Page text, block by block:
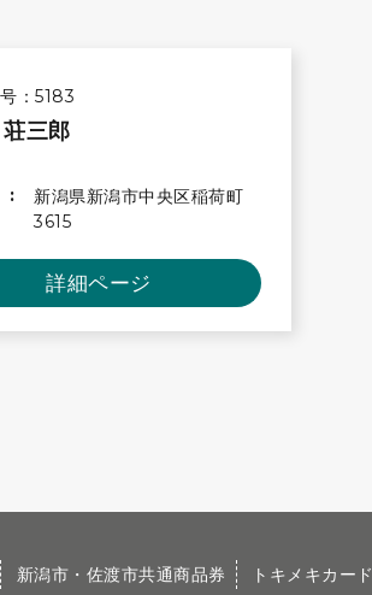
：5183
三郎
新潟県新潟市中央区稲荷町
3615
詳細ページ
新潟市・佐渡市共通商品券 トキメキカード